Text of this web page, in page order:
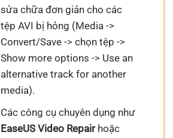
sửa chữa đơn giản cho các
tệp AVI bị hỏng (Media ->
Convert/Save -> chọn tệp ->
Show more options -> Use an
alternative track for another
media).
Các công cụ chuyên dụng như
EaseUS Video Repairhoặc